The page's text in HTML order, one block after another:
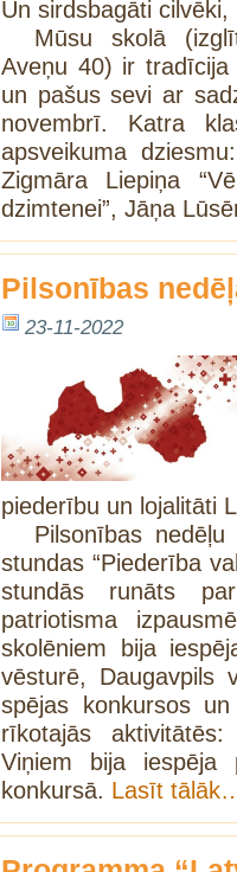
Un sirdsbagāti
Mūsu skolā
Aveņu 40) ir
un pašus sevi ar
novembrī. Katra
apsveikuma
Zigmāra Liepiņa
dzimtenei”, Jāņa
Pilsonības
23-11-2022
piederību un lojalitāti
Pilsonības
stundas “Piederība
stundās runāts
patriotisma
skolēniem bija
vēsturē, Daugavpils
spējas konkursos
rīkotajās
Viņiem bija iespēja
konkursā. Lasīt